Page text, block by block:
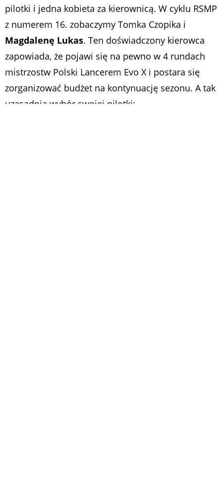
pilotki i jedna kobieta za kierownicą. W cyklu RSMP
z numerem 16. zobaczymy Tomka Czopika i
Magdalenę Lukas. Ten doświadczony kierowca
zapowiada, że pojawi się na pewno w 4 rundach
mistrzostw Polski Lancerem Evo X i postara się
zorganizować budżet na kontynuację sezonu. A tak
uzasadnia wybór swojej pilotki: